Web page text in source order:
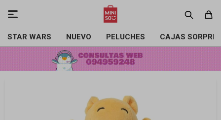
STAR WARS NUEVO PELUCHES CAJAS
